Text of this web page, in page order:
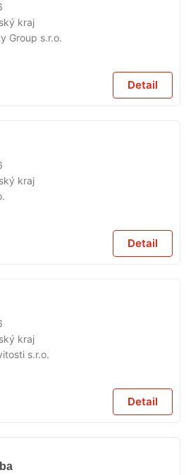
kraj
Group s.r.o.
Detail
kraj
Detail
kraj
s.r.o.
Detail